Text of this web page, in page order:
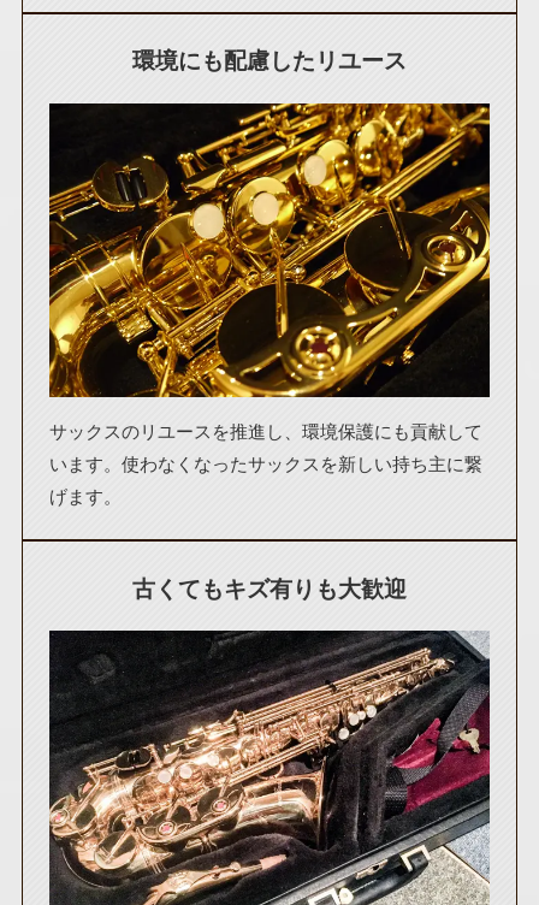
環境にも配慮したリユース
サックスのリユースを推進し、環境保護にも貢献して
います。使わなくなったサックスを新しい持ち主に繋
げます。
古くてもキズ有りも大歓迎